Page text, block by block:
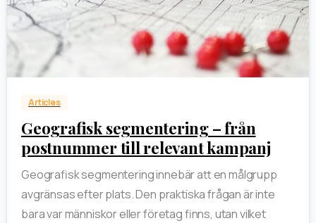
0
Articles
Geografisk segmentering – från
postnummer till relevant kampanj
Geografisk segmentering innebär att en målgrupp
avgränsas efter plats. Den praktiska frågan är inte
bara var människor eller företag finns, utan vilket